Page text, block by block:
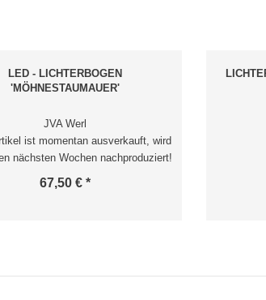
LED - LICHTERBOGEN
'MÖHNESTAUMAUER'
JVA Werl
ist momentan ausverkauft, wird
nächsten Wochen nachproduziert!
67,50 € *